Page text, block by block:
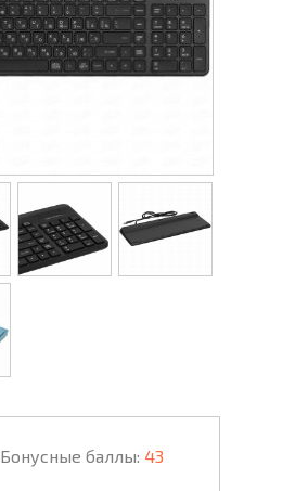
Бонусные баллы: 43